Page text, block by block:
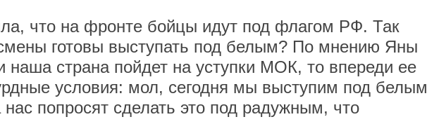
что на фронте бойцы идут под флагом РФ. Так
готовы выступать под белым? По мнению Яны
наша страна пойдет на уступки МОК, то впереди ее
условия: мол, сегодня мы выступим под белым
попросят сделать это под радужным, что